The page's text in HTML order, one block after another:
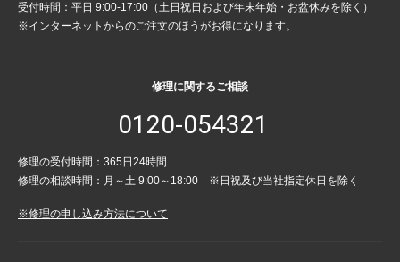
受付時間：平日 9:00-17:00（土日祝日および年末年始・お盆休みを除く）
※インターネットからのご注文のほうがお得になります。
修理に関するご相談
0120-054321
修理の受付時間：365日24時間
修理の相談時間：月～土 9:00～18:00 ※日祝及び当社指定休日を除く
※修理の申し込み方法について